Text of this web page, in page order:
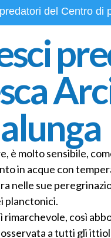
del Centro di
è molto sensibile,
in acque con
nelle sue
planctonici.
rimarchevole, così
a tutti gli